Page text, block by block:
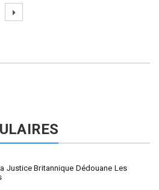
Next
Justice Britannique Dédouane Les